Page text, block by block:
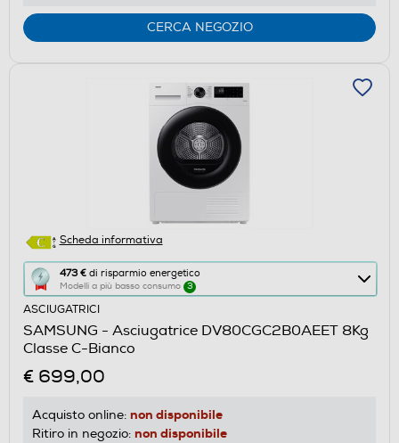
Youreko.
CERCA NEGOZIO
Scheda informativa
473 € di risparmio energetico
Modelli a più basso consumo 3
Questa
azione
aprirà
il
Calcolatore
di
energetico
ASCIUGATRICI
SAMSUNG - Asciugatrice DV80CGC2B0AEET 8Kg
Classe C-Bianco
€ 699,00
Acquisto online: non disponibile
Ritiro in negozio: non disponibile